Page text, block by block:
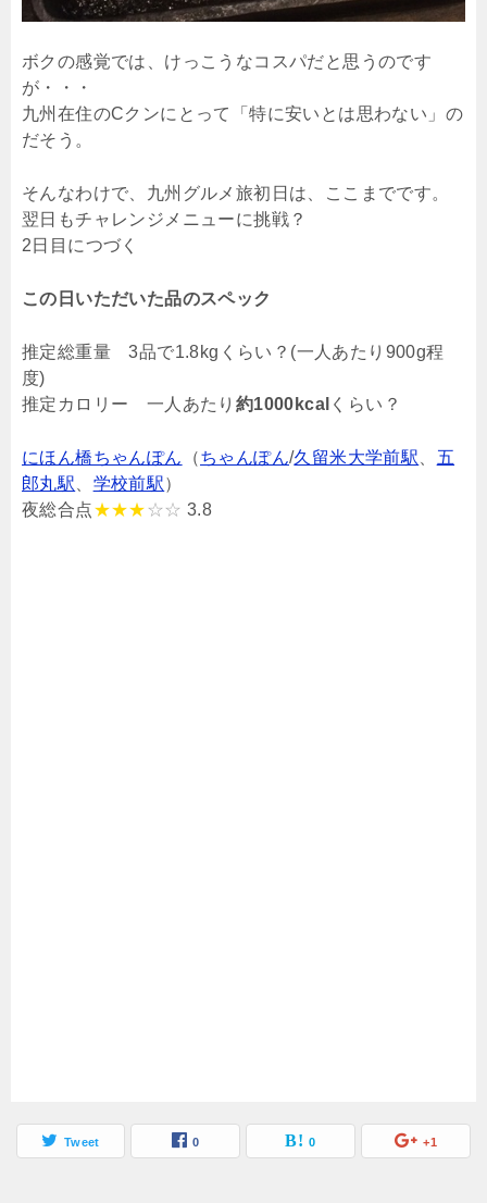
ボクの感覚では、けっこうなコスパだと思うのです
が・・・
九州在住のCクンにとって「特に安いとは思わない」の
だそう。
そんなわけで、九州グルメ旅初日は、ここまでです。
翌日もチャレンジメニューに挑戦？
2日目につづく
この日いただいた品のスペック
推定総重量 3品で1.8kgくらい？(一人あたり900g程
度)
推定カロリー 一人あたり 約1000kcal くらい？
にほん橋ちゃんぽん （ちゃんぽん/久留米大学前駅
五
郎丸駅
学校前駅）
夜総合点★★★ ☆☆ 3.8
Tweet 0 0 +1